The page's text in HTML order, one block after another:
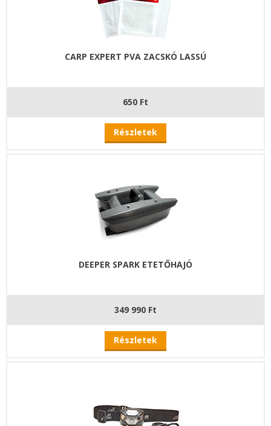
CARP EXPERT PVA ZACSKÓ LASSÚ
650 Ft
Részletek
DEEPER SPARK ETETŐHAJÓ
349 990 Ft
Részletek